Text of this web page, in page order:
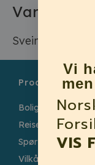
Svein Stormoen
Produkter
Bolig og
Reise
Spørsmål og svar
Vilkår
Vi
VIS